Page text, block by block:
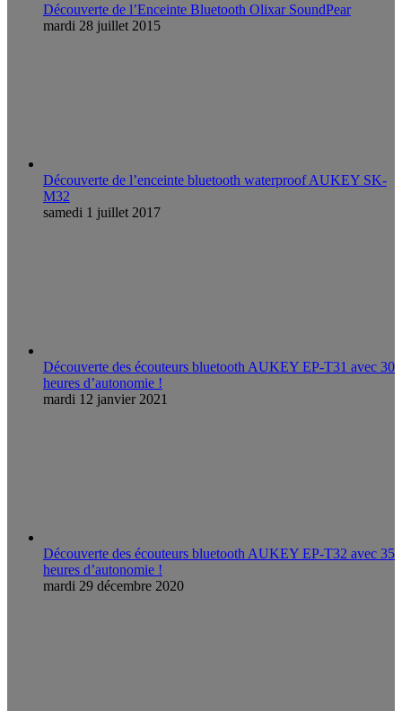
Découverte de l’Enceinte Bluetooth Olixar SoundPear
mardi 28 juillet 2015
Découverte de l’enceinte bluetooth waterproof AUKEY SK-
M32
samedi 1 juillet 2017
Découverte des écouteurs bluetooth AUKEY EP-T31 avec 30
heures d’autonomie !
mardi 12 janvier 2021
Découverte des écouteurs bluetooth AUKEY EP-T32 avec 35
heures d’autonomie !
mardi 29 décembre 2020